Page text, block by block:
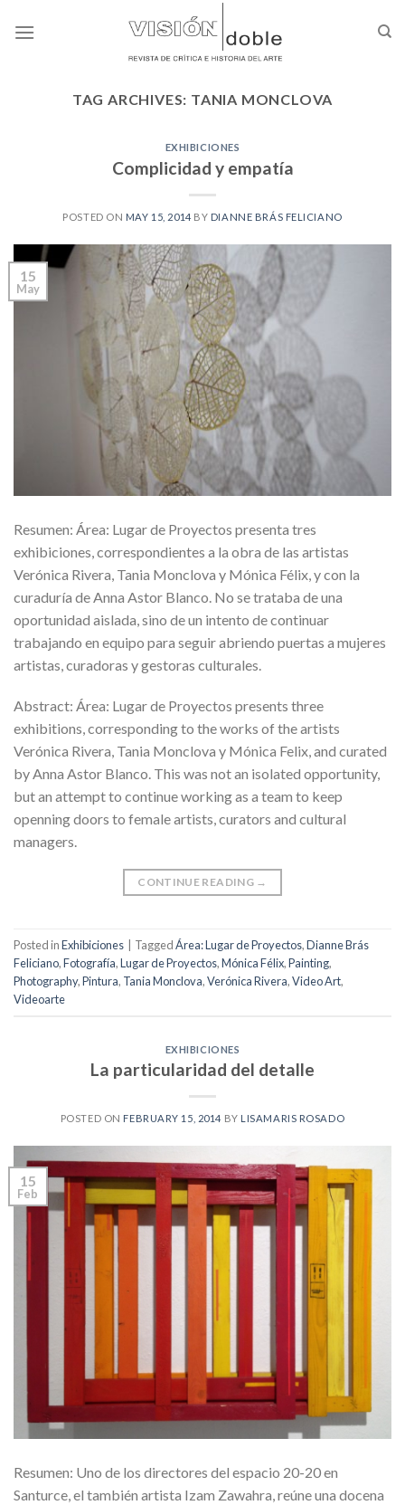
TAG ARCHIVES: TANIA MONCLOVA
EXHIBICIONES
Complicidad y empatía
POSTED ON MAY 15, 2014 BY DIANNE BRÁS FELICIANO
15
May
Resumen: Área: Lugar de Proyectos presenta tres
exhibiciones, correspondientes a la obra de las artistas
Verónica Rivera, Tania Monclova y Mónica Félix, y con la
curaduría de Anna Astor Blanco. No se trataba de una
oportunidad aislada, sino de un intento de continuar
trabajando en equipo para seguir abriendo puertas a mujeres
artistas, curadoras y gestoras culturales.
Abstract: Área: Lugar de Proyectos presents three
exhibitions, corresponding to the works of the artists
Verónica Rivera, Tania Monclova y Mónica Felix, and curated
by Anna Astor Blanco. This was not an isolated opportunity,
but an attempt to continue working as a team to keep
openning doors to female artists, curators and cultural
managers.
CONTINUE READING →
Posted inExhibiciones TaggedÁrea: Lugar de Proyectos,Dianne Brás
Feliciano,Fotografía,Lugar de Proyectos,Mónica Félix,Painting,
Photography,Pintura, Tania Monclova,Verónica Rivera,Video Art,
Videoarte
EXHIBICIONES
La particularidad del detalle
POSTED ON FEBRUARY 15, 2014 BY LISAMARIS ROSADO
15
Feb
Resumen: Uno de los directores del espacio 20-20 en
Santurce, el también artista Izam Zawahra, reúne una docena